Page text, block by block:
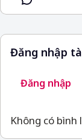
Đăng nhập
Đăng nhập
Không có bình